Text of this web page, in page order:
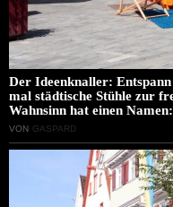
Der Ideenknaller:
mal städtische Stühle zur
Wahnsinn hat einen
VON GASPARD